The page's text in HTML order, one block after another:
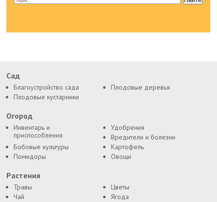
Сад
Благоустройство сада
Плодовые деревья
Плодовые кустарники
Огород
Инвентарь и
приспособления
Удобрения
Вредители и болезни
Бобовые культуры
Картофель
Помидоры
Овощи
Растения
Травы
Цветы
Чай
Ягода